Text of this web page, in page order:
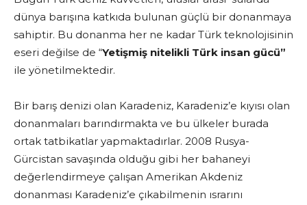
dünya barışına katkıda bulunan güçlü bir donanmaya
sahiptir. Bu donanma her ne kadar Türk teknolojisinin
eseri değilse de “Yetişmiş nitelikli Türk insan gücü”
ile yönetilmektedir.
Bir barış denizi olan Karadeniz, Karadeniz’e kıyısı olan
donanmaları barındırmakta ve bu ülkeler burada
ortak tatbikatlar yapmaktadırlar. 2008 Rusya-
Gürcistan savaşında olduğu gibi her bahaneyi
değerlendirmeye çalışan Amerikan Akdeniz
donanması Karadeniz’e çıkabilmenin ısrarını